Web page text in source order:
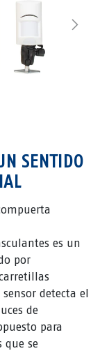
SENTIDO
es un
por
detecta el
de
para
que se